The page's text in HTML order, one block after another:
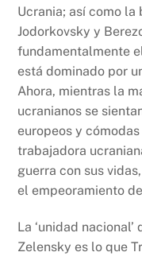
Ucrania; así como la
Jodorkovsky y
fundamentalmente
está dominado por
Ahora, mientras la
ucranianos se
europeos y
trabajadora
guerra con sus
el empeoramiento
La ‘unidad
Zelensky es lo que